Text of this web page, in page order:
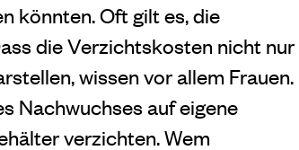
könnten. Oft gilt es, die
die Verzichtskosten nicht nur
wissen vor allem Frauen.
Nachwuchses auf eigene
verzichten. Wem